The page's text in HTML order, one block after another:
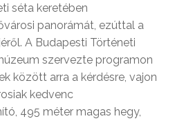
séta keretében
panorámát, ezúttal a
A Budapesti Történeti
szervezte programon
között arra a kérdésre, vajon
kedvenc
495 méter magas hegy,